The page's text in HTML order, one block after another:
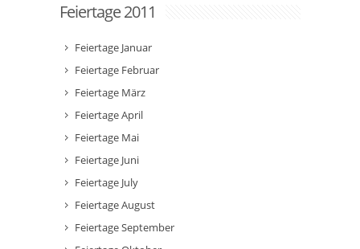
Feiertage 2011
Feiertage Januar
Feiertage Februar
Feiertage März
Feiertage April
Feiertage Mai
Feiertage Juni
Feiertage July
Feiertage August
Feiertage September